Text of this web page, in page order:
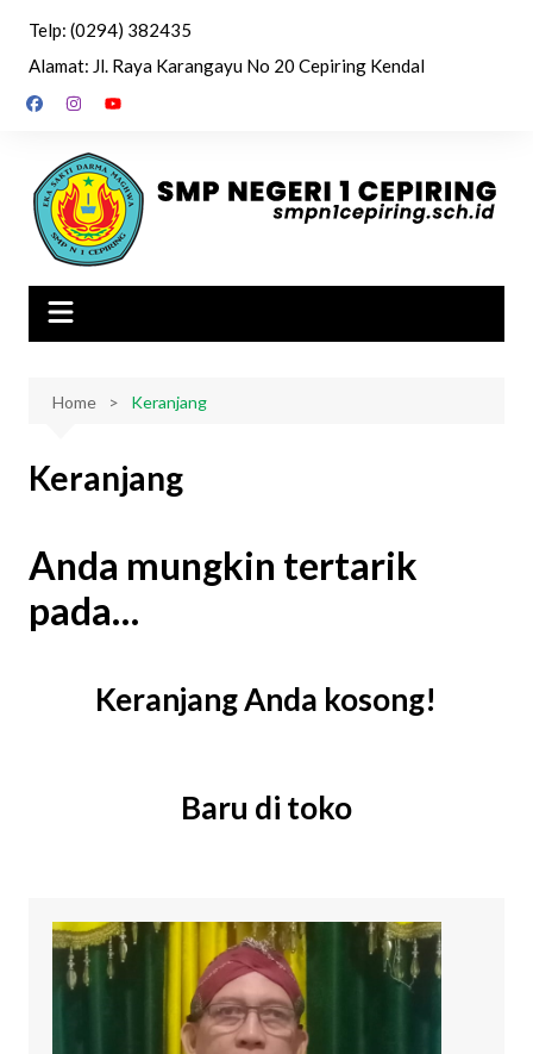
content
Telp: (0294) 382435
Alamat: Jl. Raya Karangayu No 20 Cepiring Kendal
Home Keranjang
Keranjang
Anda mungkin tertarik
pada…
Keranjang Anda kosong!
Baru di toko